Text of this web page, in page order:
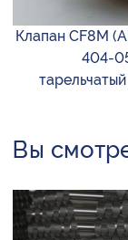
Клапан CF8M
404-
Вы